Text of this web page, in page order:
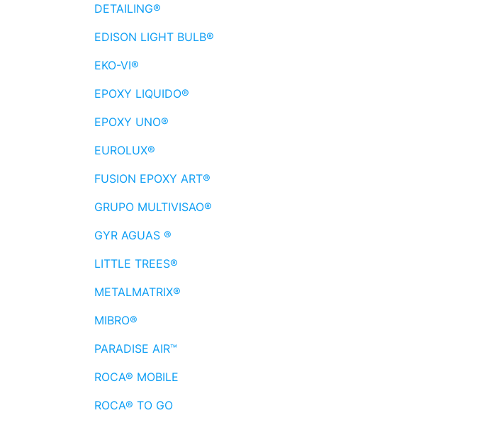
DETAILING®
EDISON LIGHT BULB®
EKO-VI®
EPOXY LIQUIDO®
EPOXY UNO®
EUROLUX®
FUSION EPOXY ART®
GRUPO MULTIVISAO®
GYR AGUAS ®
LITTLE TREES®
METALMATRIX®
MIBRO®
PARADISE AIR™
ROCA® MOBILE
ROCA® TO GO